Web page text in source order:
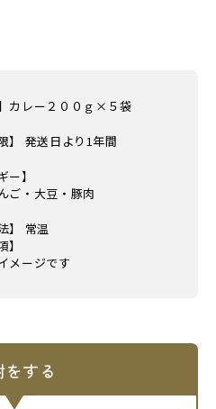
カレー２００ｇ×５袋
】 発送日より1年間
ー】
ご・大豆・豚肉
】 常温
】
メージです
をする